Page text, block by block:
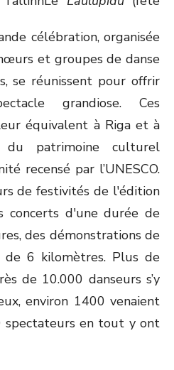
célébration, organisée
et groupes de danse
se réunissent pour offrir
grandiose. Ces
équivalent à Riga et à
patrimoine culturel
recensé par l’UNESCO.
de festivités de l'édition
d'une durée de
des démonstrations de
de 6 kilomètres. Plus de
de 10.000 danseurs s’y
environ 1400 venaient
spectateurs en tout y ont